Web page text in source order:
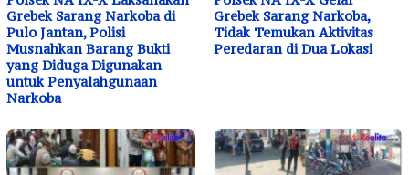
Grebek Sarang Narkoba di
Pulo Jantan, Polisi
Musnahkan Barang Bukti
yang Diduga Digunakan
untuk Penyalahgunaan
Narkoba
Grebek Sarang Narkoba,
Tidak Temukan Aktivitas
Peredaran di Dua Lokasi